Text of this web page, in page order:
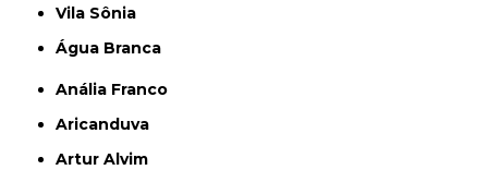
Vila Sônia
Água Branca
Anália Franco
Aricanduva
Artur Alvim